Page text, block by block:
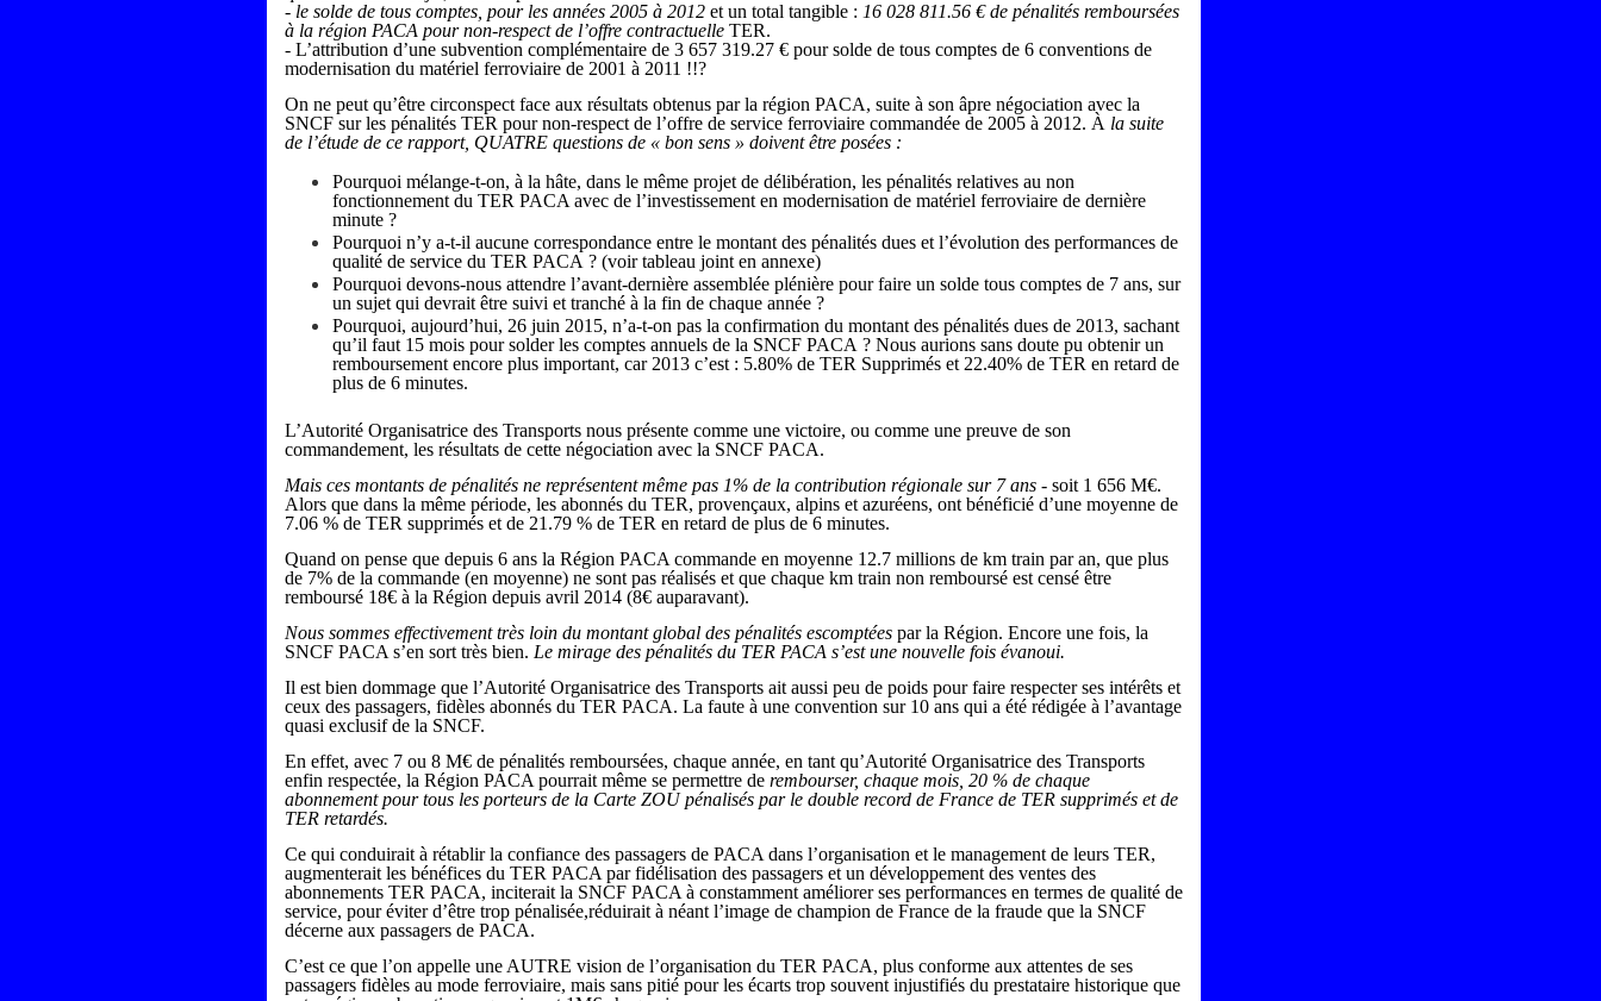
- le solde de tous comptes, pour les années 2005 à 2012 et un total tangible : 16 028 811.56 € de pénalités remboursées
à la région PACA pour non-respect de l’offre contractuelle TER.
- L’attribution d’une subvention complémentaire de 3 657 319.27 € pour solde de tous comptes de 6 conventions de
modernisation du matériel ferroviaire de 2001 à 2011 !!?
On ne peut qu’être circonspect face aux résultats obtenus par la région PACA, suite à son âpre négociation avec la
SNCF sur les pénalités TER pour non-respect de l’offre de service ferroviaire commandée de 2005 à 2012. À la suite
de l’étude de ce rapport, QUATRE questions de « bon sens » doivent être posées :
Pourquoi mélange-t-on, à la hâte, dans le même projet de délibération, les pénalités relatives au non
fonctionnement du TER PACA avec de l’investissement en modernisation de matériel ferroviaire de dernière
minute ?
Pourquoi n’y a-t-il aucune correspondance entre le montant des pénalités dues et l’évolution des performances de
qualité de service du TER PACA ? (voir tableau joint en annexe)
Pourquoi devons-nous attendre l’avant-dernière assemblée plénière pour faire un solde tous comptes de 7 ans, sur
un sujet qui devrait être suivi et tranché à la fin de chaque année ?
Pourquoi, aujourd’hui, 26 juin 2015, n’a-t-on pas la confirmation du montant des pénalités dues de 2013, sachant
qu’il faut 15 mois pour solder les comptes annuels de la SNCF PACA ? Nous aurions sans doute pu obtenir un
remboursement encore plus important, car 2013 c’est : 5.80% de TER Supprimés et 22.40% de TER en retard de
plus de 6 minutes.
L’Autorité Organisatrice des Transports nous présente comme une victoire, ou comme une preuve de son
commandement, les résultats de cette négociation avec la SNCF PACA.
Mais ces montants de pénalités ne représentent même pas 1% de la contribution régionale sur 7 ans - soit 1 656 M€.
Alors que dans la même période, les abonnés du TER, provençaux, alpins et azuréens, ont bénéficié d’une moyenne de
7.06 % de TER supprimés et de 21.79 % de TER en retard de plus de 6 minutes.
Quand on pense que depuis 6 ans la Région PACA commande en moyenne 12.7 millions de km train par an, que plus
de 7% de la commande (en moyenne) ne sont pas réalisés et que chaque km train non remboursé est censé être
remboursé 18€ à la Région depuis avril 2014 (8€ auparavant).
Nous sommes effectivement très loin du montant global des pénalités escomptées par la Région. Encore une fois, la
SNCF PACA s’en sort très bien. Le mirage des pénalités du TER PACA s’est une nouvelle fois évanoui.
Il est bien dommage que l’Autorité Organisatrice des Transports ait aussi peu de poids pour faire respecter ses intérêts et
ceux des passagers, fidèles abonnés du TER PACA. La faute à une convention sur 10 ans qui a été rédigée à l’avantage
quasi exclusif de la SNCF.
En effet, avec 7 ou 8 M€ de pénalités remboursées, chaque année, en tant qu’Autorité Organisatrice des Transports
enfin respectée, la Région PACA pourrait même se permettre de rembourser, chaque mois, 20 % de chaque
abonnement pour tous les porteurs de la Carte ZOU pénalisés par le double record de France de TER supprimés et de
TER retardés.
Ce qui conduirait à rétablir la confiance des passagers de PACA dans l’organisation et le management de leurs TER,
augmenterait les bénéfices du TER PACA par fidélisation des passagers et un développement des ventes des
abonnements TER PACA, inciterait la SNCF PACA à constamment améliorer ses performances en termes de qualité de
service, pour éviter d’être trop pénalisée,réduirait à néant l’image de champion de France de la fraude que la SNCF
décerne aux passagers de PACA.
C’est ce que l’on appelle une AUTRE vision de l’organisation du TER PACA, plus conforme aux attentes de ses
passagers fidèles au mode ferroviaire, mais sans pitié pour les écarts trop souvent injustifiés du prestataire historique que